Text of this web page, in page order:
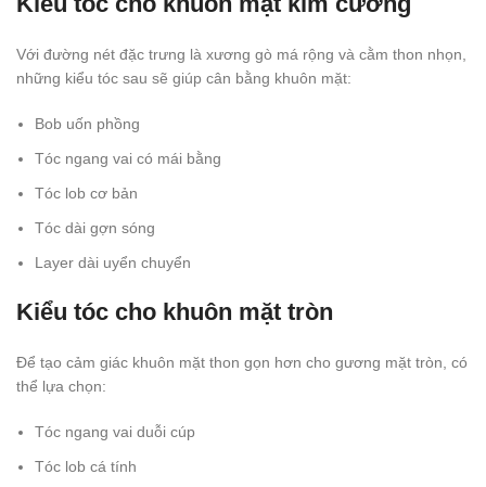
Với đường nét đặc trưng là xương gò má rộng và cằm thon nhọn,
những kiểu tóc sau sẽ giúp cân bằng khuôn mặt:
Bob uốn phồng
Tóc ngang vai có mái bằng
Tóc lob cơ bản
Tóc dài gợn sóng
Layer dài uyển chuyển
Kiểu tóc cho khuôn mặt tròn
Để tạo cảm giác khuôn mặt thon gọn hơn cho gương mặt tròn, có
thể lựa chọn:
Tóc ngang vai duỗi cúp
Tóc lob cá tính